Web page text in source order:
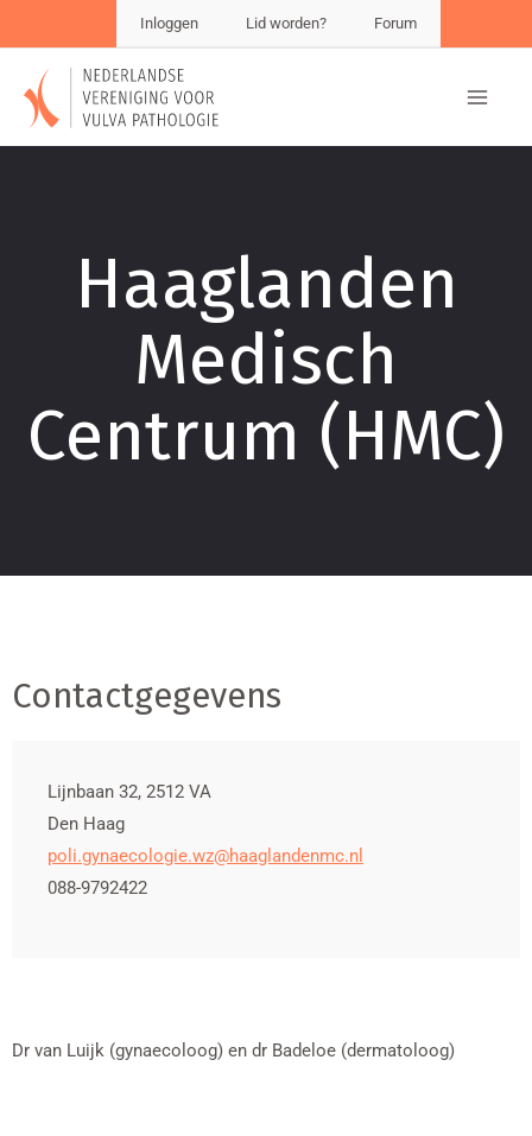
Inloggen Lid worden? Forum
Haaglanden
Medisch
Centrum (HMC)
Contactgegevens
Lijnbaan 32, 2512 VA
Den Haag
poli.gynaecologie.wz@haaglandenmc.nl
088-9792422
Dr van Luijk (gynaecoloog) en dr Badeloe (dermatoloog)